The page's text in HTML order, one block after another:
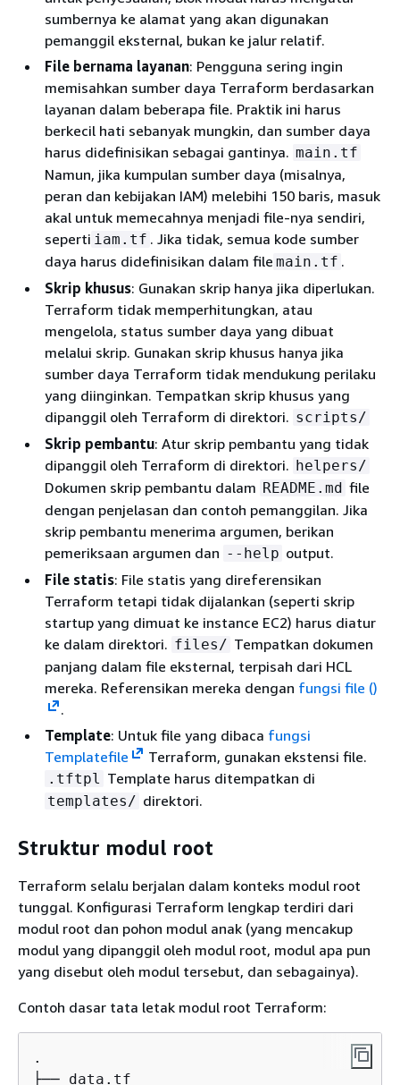
sumbernya ke alamat yang akan digunakan
pemanggil eksternal, bukan ke jalur relatif.
File bernama layanan: Pengguna sering ingin
memisahkan sumber daya Terraform berdasarkan
layanan dalam beberapa file. Praktik ini harus
berkecil hati sebanyak mungkin, dan sumber daya
harus didefinisikan sebagai gantinya. main.tf
Namun, jika kumpulan sumber daya (misalnya,
peran dan kebijakan IAM) melebihi 150 baris, masuk
akal untuk memecahnya menjadi file-nya sendiri,
seperti iam.tf . Jika tidak, semua kode sumber
daya harus didefinisikan dalam file main.tf .
Skrip khusus: Gunakan skrip hanya jika diperlukan.
Terraform tidak memperhitungkan, atau
mengelola, status sumber daya yang dibuat
melalui skrip. Gunakan skrip khusus hanya jika
sumber daya Terraform tidak mendukung perilaku
yang diinginkan. Tempatkan skrip khusus yang
dipanggil oleh Terraform di direktori. scripts/
Skrip pembantu: Atur skrip pembantu yang tidak
dipanggil oleh Terraform di direktori. helpers/
Dokumen skrip pembantu dalam README.md file
dengan penjelasan dan contoh pemanggilan. Jika
skrip pembantu menerima argumen, berikan
pemeriksaan argumen dan --help output.
File statis: File statis yang direferensikan
Terraform tetapi tidak dijalankan (seperti skrip
startup yang dimuat ke instance EC2) harus diatur
ke dalam direktori. files/ Tempatkan dokumen
panjang dalam file eksternal, terpisah dari HCL
mereka. Referensikan mereka dengan fungsi file ()
.
Template: Untuk file yang dibaca fungsi
Templatefile
Terraform, gunakan ekstensi file.
.tftpl Template harus ditempatkan di
templates/ direktori.
Struktur modul root
Terraform selalu berjalan dalam konteks modul root
tunggal. Konfigurasi Terraform lengkap terdiri dari
modul root dan pohon modul anak (yang mencakup
modul yang dipanggil oleh modul root, modul apa pun
yang disebut oleh modul tersebut, dan sebagainya).
Contoh dasar tata letak modul root Terraform:
.
├── data.tf